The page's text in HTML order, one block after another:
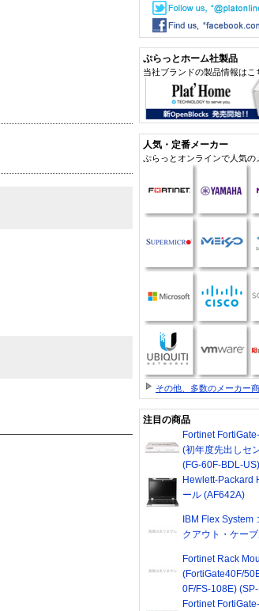
ぷらっとホーム社製品
当社ブランドの製品情報はこ
人気・定番メーカー
ぷらっとオンラインで人気の
その他、多数のメーカー
注目の商品
Fortinet
(初年度先出しセ
(FG-60F-BDL-US)
Hewlett-Packard
ール (AF642A)
IBM Flex System
クアウト・ケー
Fortinet Rack
(FortiGate40F/
0F/FS-108E)
Fortinet